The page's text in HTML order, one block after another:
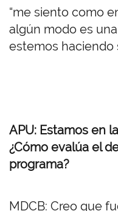
“me siento como
algún modo es
estemos haciendo
APU: Estamos en
¿Cómo evalúa el
programa?
MDCB: Creo que